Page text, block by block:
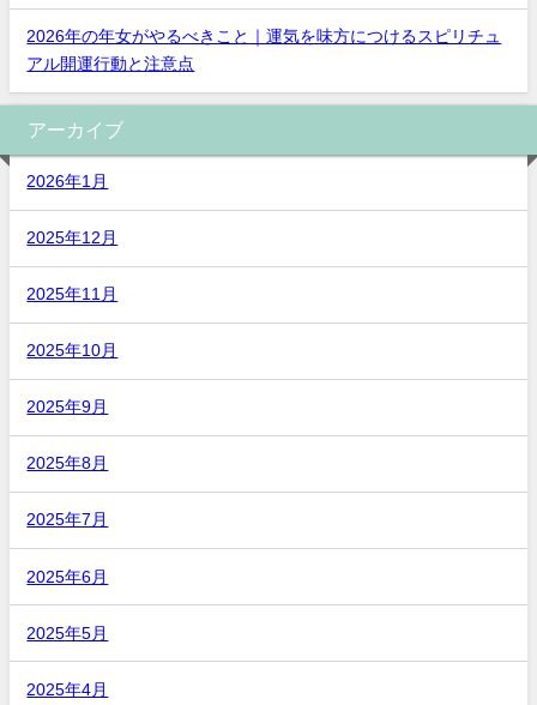
2026年の年女がやるべきこと｜運気を味方につけるスピリチュ
アル開運行動と注意点
アーカイブ
2026年1月
2025年12月
2025年11月
2025年10月
2025年9月
2025年8月
2025年7月
2025年6月
2025年5月
2025年4月